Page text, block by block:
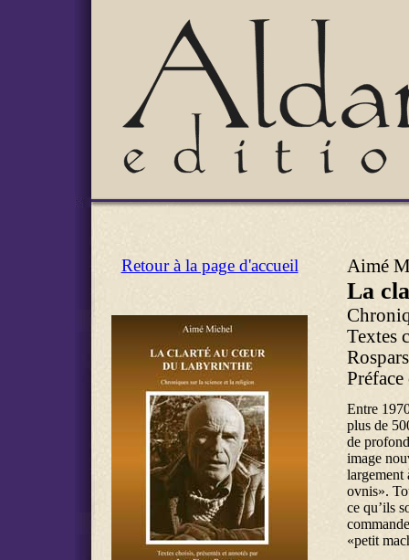
Retour à la page d'accueil Aimé
La
Textes
Rospars
Entre
plus de
de
image
largement
ovnis».
ce qu’ils
«petit